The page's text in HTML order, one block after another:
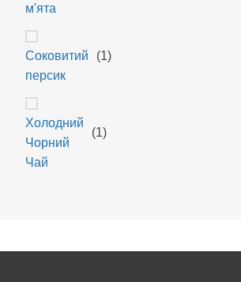
м'ята
Соковитий
персик
(1)
Холодний
Чорний
Чай
(1)